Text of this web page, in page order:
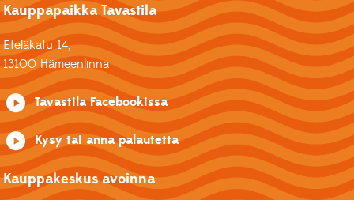
Kauppapaikka Tavastila
Eteläkatu 14,
13100 Hämeenlinna
Tavastila Facebookissa
Kysy tai anna palautetta
Kauppakeskus avoinna